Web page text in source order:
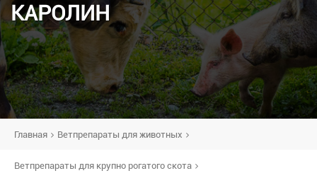
КАРОЛИН
Главная Ветпрепараты для животных
Ветпрепараты для крупно рогатого скота